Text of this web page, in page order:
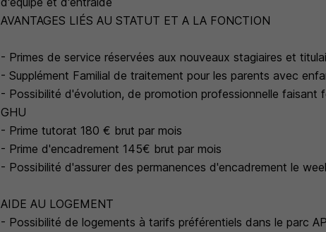
AVANTAGES LIÉS AU STATUT ET A LA FONCTION
- Primes de service réservées aux nouveaux stagiaires et
- Supplément Familial de traitement pour les parents avec
- Possibilité d'évolution, de promotion professionnelle faisant
GHU
- Prime tutorat 180 € brut par mois
- Prime d'encadrement 145€ brut par mois
- Possibilité d'assurer des permanences d'encadrement le
AIDE AU LOGEMENT
- Possibilité de logements à tarifs préférentiels dans le parc